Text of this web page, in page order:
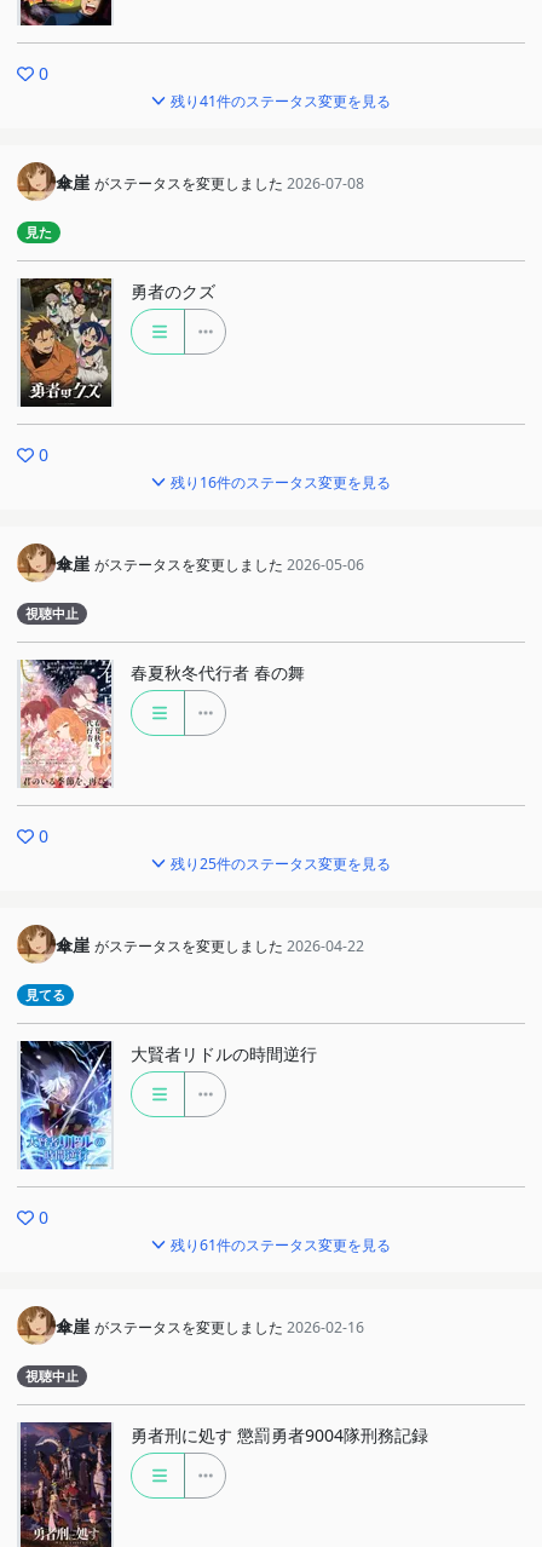
0
残り41件のステータス変更を見る
傘崖 がステータスを変更しました 2026-07-08
見た
勇者のクズ
0
残り16件のステータス変更を見る
傘崖 がステータスを変更しました 2026-05-06
視聴中止
春夏秋冬代行者 春の舞
0
残り25件のステータス変更を見る
傘崖 がステータスを変更しました 2026-04-22
見てる
大賢者リドルの時間逆行
0
残り61件のステータス変更を見る
傘崖 がステータスを変更しました 2026-02-16
視聴中止
勇者刑に処す 懲罰勇者9004隊刑務記録